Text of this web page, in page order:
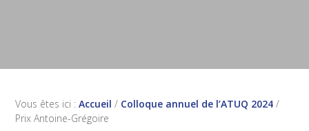
Vous êtes ici :Accueil / Colloque annuel de l’ATUQ 2024 /
Prix Antoine-Grégoire